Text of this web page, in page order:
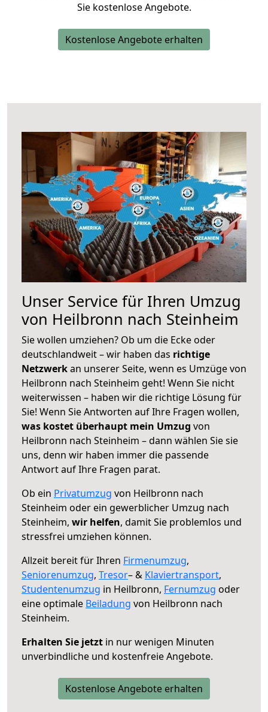
Sie kostenlose Angebote.
Kostenlose Angebote erhalten
Unser Service für Ihren Umzug
von Heilbronn nach Steinheim
Sie wollen umziehen? Ob um die Ecke oder
deutschlandweit – wir haben das richtige
Netzwerkan unserer Seite, wenn es Umzüge von
Heilbronn nach Steinheim geht! Wenn Sie nicht
weiterwissen – haben wir die richtige Lösung für
Sie! Wenn Sie Antworten auf Ihre Fragen wollen,
was kostet überhaupt mein Umzug von
Heilbronn nach Steinheim – dann wählen Sie sie
uns, denn wir haben immer die passende
Antwort auf Ihre Fragen parat.
Ob ein Privatumzug von Heilbronn nach
Steinheim oder ein gewerblicher Umzug nach
Steinheim, wir helfen, damit Sie problemlos und
stressfrei umziehen können.
Allzeit bereit für Ihren Firmenumzug,
Seniorenumzug, Tresor– & Klaviertransport,
Studentenumzug in Heilbronn, Fernumzug oder
eine optimale Beiladung von Heilbronn nach
Steinheim.
Erhalten Sie jetzt in nur wenigen Minuten
unverbindliche und kostenfreie Angebote.
Kostenlose Angebote erhalten